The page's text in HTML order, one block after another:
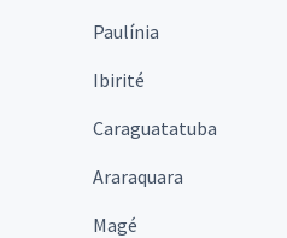
Paulínia
Ibirité
Caraguatatuba
Araraquara
Magé